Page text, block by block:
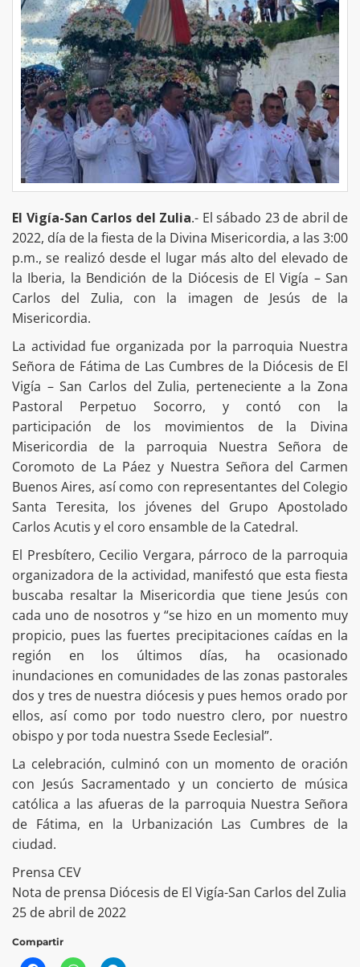
El Vigía-San Carlos del Zulia.- El sábado 23 de abril de
2022, día de la fiesta de la Divina Misericordia, a las 3:00
p.m., se realizó desde el lugar más alto del elevado de
la Iberia, la Bendición de la Diócesis de El Vigía – San
Carlos del Zulia, con la imagen de Jesús de la
Misericordia.
La actividad fue organizada por la parroquia Nuestra
Señora de Fátima de Las Cumbres de la Diócesis de El
Vigía – San Carlos del Zulia, perteneciente a la Zona
Pastoral Perpetuo Socorro, y contó con la
participación de los movimientos de la Divina
Misericordia de la parroquia Nuestra Señora de
Coromoto de La Páez y Nuestra Señora del Carmen
Buenos Aires, así como con representantes del Colegio
Santa Teresita, los jóvenes del Grupo Apostolado
Carlos Acutis y el coro ensamble de la Catedral.
El Presbítero, Cecilio Vergara, párroco de la parroquia
organizadora de la actividad, manifestó que esta fiesta
buscaba resaltar la Misericordia que tiene Jesús con
cada uno de nosotros y “se hizo en un momento muy
propicio, pues las fuertes precipitaciones caídas en la
región en los últimos días, ha ocasionado
inundaciones en comunidades de las zonas pastorales
dos y tres de nuestra diócesis y pues hemos orado por
ellos, así como por todo nuestro clero, por nuestro
obispo y por toda nuestra Ssede Eeclesial”.
La celebración, culminó con un momento de oración
con Jesús Sacramentado y un concierto de música
católica a las afueras de la parroquia Nuestra Señora
de Fátima, en la Urbanización Las Cumbres de la
ciudad.
Prensa CEV
Nota de prensa Diócesis de El Vigía-San Carlos del Zulia
25 de abril de 2022
Compartir